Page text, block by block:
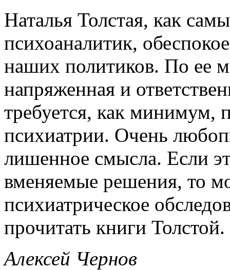
Наталья Толстая, как
психоаналитик,
наших политиков. По ее
напряженная и
требуется, как минимум,
психиатрии. Очень
лишенное смысла. Если
вменяемые решения, то
психиатрическое
прочитать книги
Алексей Чернов